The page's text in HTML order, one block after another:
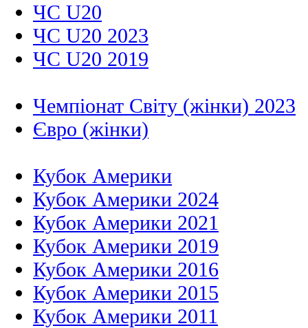
ЧС U20
ЧС U20 2023
ЧС U20 2019
Чемпіонат Світу (жінки) 2023
Євро (жінки)
Кубок Америки
Кубок Америки 2024
Кубок Америки 2021
Кубок Америки 2019
Кубок Америки 2016
Кубок Америки 2015
Кубок Америки 2011